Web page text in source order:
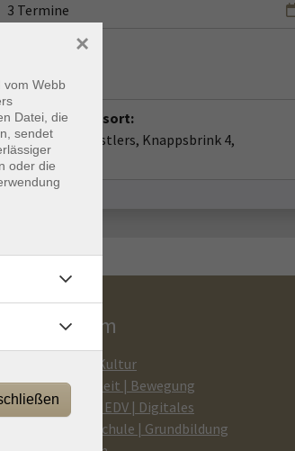
3 Termine
Veranstaltungsort:
Atelier des Künstlers, Knappsbrink 4,
Osnabrück
Programm
Kunst | Kultur
Gesundheit | Bewegung
Medien | EDV | Digitales
Beruf | Schule | Grundbildung
vom Webb
Datei, die
sendet
oder die
×